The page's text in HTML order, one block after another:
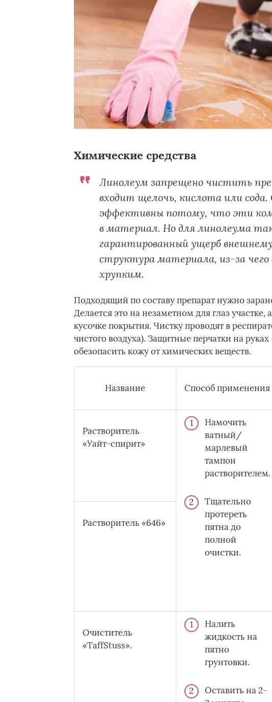
Химические средства
Линолеум запрещено чистить
входит щелочь, кислота или сода.
эффективны потому, что эти
в материал. Но для линолеума
гарантированный ущерб
структура материала, из-за
хрупким.
Подходящий по составу препарат нужно
Делается это на незаметном для глаз
кусочке покрытия. Чистку проводят в
чистого воздуха). Защитные перчатки на
обезопасить кожу от химических веществ.
Название Способ применения
Растворитель
«Уайт-спирит»
Намочить
ватный/
марлевый
тампон
растворителем.
Тщательно
протереть
пятна до
полной
очистки.
Растворитель «646»
Очиститель
«TaffStuss».
Налить
жидкость на
пятно
грунтовки.
Оставить на 2-